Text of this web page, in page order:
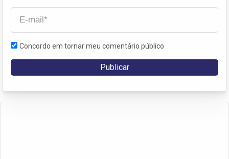
Concordo em tornar meu comentário público